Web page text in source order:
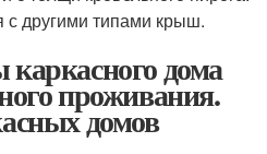
с другими типами крыш.
дома
проживания.
домов